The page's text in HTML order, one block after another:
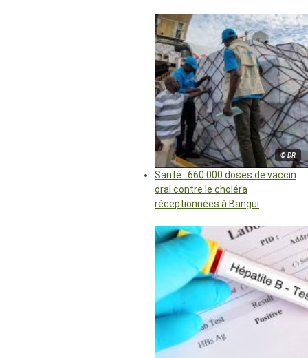
© DR
Santé : 660 000 doses de vaccin
oral contre le choléra
réceptionnées à Bangui